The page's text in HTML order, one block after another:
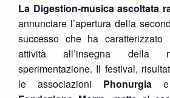
La Digestion-musica ascoltata
annunciare l’apertura della
successo che ha
attività all’insegna
sperimentazione. Il festival,
le associazioni Phonurgia